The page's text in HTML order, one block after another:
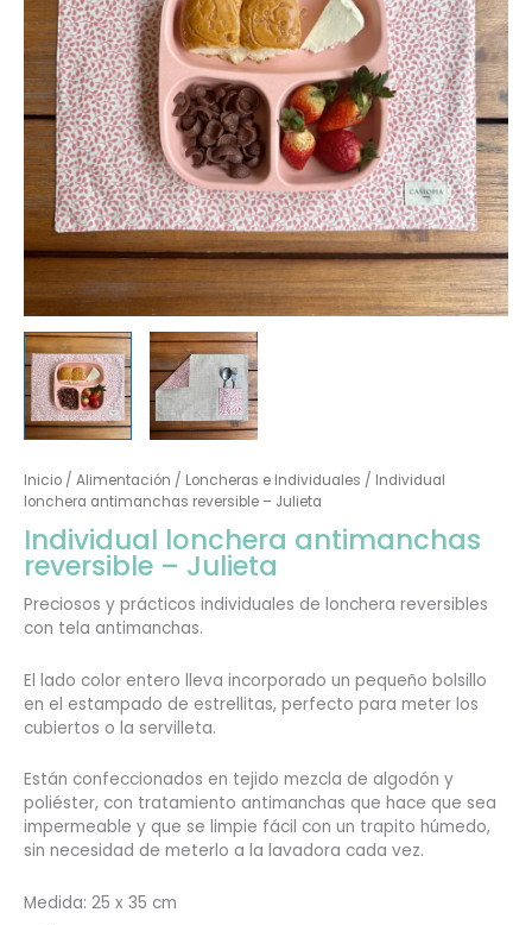
Inicio/ Alimentación / Loncheras e Individuales / Individual
lonchera antimanchas reversible – Julieta
Individual lonchera antimanchas
reversible – Julieta
Preciosos y prácticos individuales de lonchera reversibles
con tela antimanchas.
El lado color entero lleva incorporado un pequeño bolsillo
en el estampado de estrellitas, perfecto para meter los
cubiertos o la servilleta.
Están confeccionados en tejido mezcla de algodón y
poliéster, con tratamiento antimanchas que hace que sea
impermeable y que se limpie fácil con un trapito húmedo,
sin necesidad de meterlo a la lavadora cada vez.
Medida: 25 x 35 cm